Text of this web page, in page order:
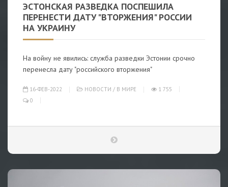
ЭСТОНСКАЯ РАЗВЕДКА ПОСПЕШИЛА
ПЕРЕНЕСТИ ДАТУ "ВТОРЖЕНИЯ" РОССИИ
НА УКРАИНУ
На войну не явились: служба разведки Эстонии срочно
перенесла дату "российского вторжения"
16-ФЕВ-2022 НОВОСТИ / В МИРЕ
1 755
0